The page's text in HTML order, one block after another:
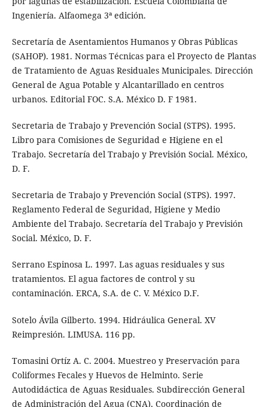
Ingeniería. Alfaomega 3ª edición.
Secretaría de Asentamientos Humanos y Obras Públicas
(SAHOP). 1981. Normas Técnicas para el Proyecto de Plantas
de Tratamiento de Aguas Residuales Municipales. Dirección
General de Agua Potable y Alcantarillado en centros
urbanos. Editorial FOC. S.A. México D. F 1981.
Secretaria de Trabajo y Prevención Social (STPS). 1995.
Libro para Comisiones de Seguridad e Higiene en el
Trabajo. Secretaría del Trabajo y Previsión Social. México,
D. F.
Secretaria de Trabajo y Prevención Social (STPS). 1997.
Reglamento Federal de Seguridad, Higiene y Medio
Ambiente del Trabajo. Secretaría del Trabajo y Previsión
Social. México, D. F.
Serrano Espinosa L. 1997. Las aguas residuales y sus
tratamientos. El agua factores de control y su
contaminación. ERCA, S.A. de C. V. México D.F.
Sotelo Ávila Gilberto. 1994. Hidráulica General. XV
Reimpresión. LIMUSA. 116 pp.
Tomasini Ortíz A. C. 2004. Muestreo y Preservación para
Coliformes Fecales y Huevos de Helminto. Serie
Autodidáctica de Aguas Residuales. Subdirección General
de Administración del Agua (CNA), Coordinación de